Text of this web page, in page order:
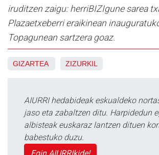
iruditzen zaigu: herriBIZIgune sarea
Plazaetxeberri eraikinean
Topagunean sartzera goaz.
GIZARTEA ZIZURKIL
AIURRI hedabideak eskualdeko
jaso eta zabaltzen ditu. Harpidedun
albisteak euskaraz lantzen dituen
babestuko duzu.